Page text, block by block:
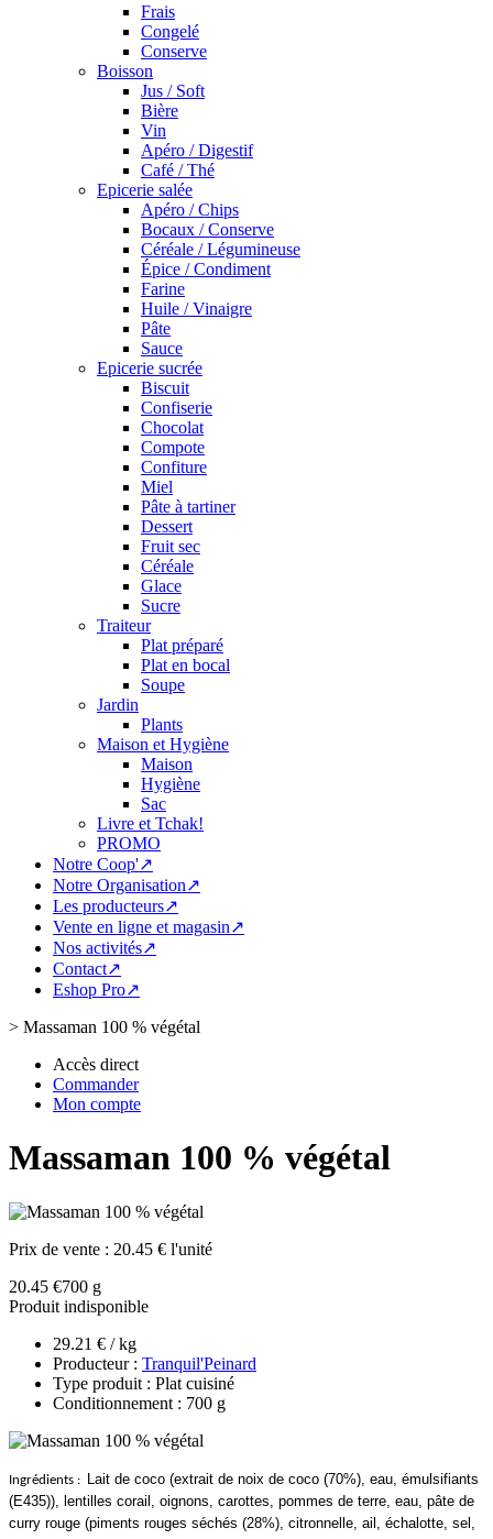
Frais
Congelé
Conserve
Boisson
Jus / Soft
Bière
Vin
Apéro / Digestif
Café / Thé
Epicerie salée
Apéro / Chips
Bocaux / Conserve
Céréale / Légumineuse
Épice / Condiment
Farine
Huile / Vinaigre
Pâte
Sauce
Epicerie sucrée
Biscuit
Confiserie
Chocolat
Compote
Confiture
Miel
Pâte à tartiner
Dessert
Fruit sec
Céréale
Glace
Sucre
Traiteur
Plat préparé
Plat en bocal
Soupe
Jardin
Plants
Maison et Hygiène
Maison
Hygiène
Sac
Livre et Tchak!
PROMO
Notre Coop'↗
Notre Organisation↗
Les producteurs↗
Vente en ligne et magasin↗
Nos activités↗
Contact↗
Eshop Pro↗
> Massaman 100 % végétal
Accès direct
Commander
Mon compte
Massaman 100 % végétal
Prix de vente : 20.45 € l'unité
20.45 €700 g
Produit indisponible
29.21 € / kg
Producteur : Tranquil'Peinard
Type produit : Plat cuisiné
Conditionnement : 700 g
Ingrédients :
Lait de coco (extrait de noix de coco (70%), eau, émulsifiants
(E435)), lentilles corail, oignons, carottes, pommes de terre, eau, pâte de
curry rouge (piments rouges séchés (28%), citronnelle, ail, échalotte, sel,